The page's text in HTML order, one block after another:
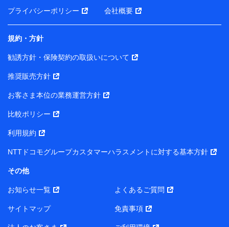
前に取得した個人データは、こちら の利用目的の範囲内
当社は株式会社NTTドコモ・フィナンシャルグループ
との間で、以下のとおり個人データを共同利用しま
す。
【共同して利用される利用データの項目】
当社または株式会社NTTドコモ・フィナンシャルグルー
の個人データ
基本情報
性、連絡先、dポイントサービスのご利用に関する情報。例
所、dポイント残高、dポイント利用履歴などが含まれます。
当社または株式会社NTTドコモ・フィナンシャルグループが
報。例として、当社または株式会社NTTドコモ・フィナンシ
プライバシーポリシー 会社概要
規約・方針
勧誘方針・保険契約の取扱いについて
推奨販売方針
お客さま本位の業務運営方針
比較ポリシー
利用規約
NTTドコモグループカスタマーハラスメントに対する基本方針
その他
お知らせ一覧 よくあるご質問
サイトマップ 免責事項